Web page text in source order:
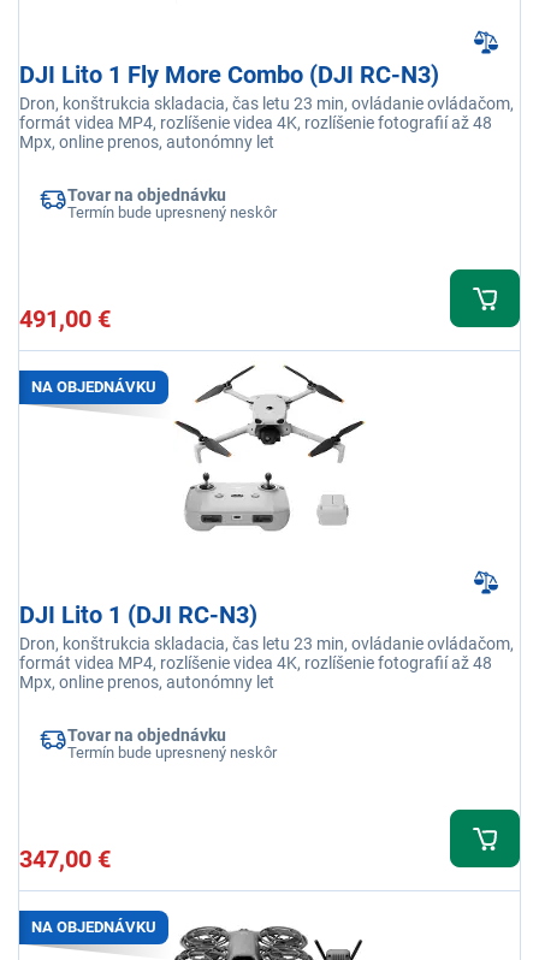
DJI Lito 1 Fly More Combo (DJI RC-N3)
Dron, konštrukcia skladacia, čas letu 23 min, ovládanie ovládačom,
formát videa MP4, rozlíšenie videa 4K, rozlíšenie fotografií až 48
Mpx, online prenos, autonómny let
Tovar na objednávku
Termín bude upresnený neskôr
491,00 €
NA OBJEDNÁVKU
DJI Lito 1 (DJI RC-N3)
Dron, konštrukcia skladacia, čas letu 23 min, ovládanie ovládačom,
formát videa MP4, rozlíšenie videa 4K, rozlíšenie fotografií až 48
Mpx, online prenos, autonómny let
Tovar na objednávku
Termín bude upresnený neskôr
347,00 €
NA OBJEDNÁVKU